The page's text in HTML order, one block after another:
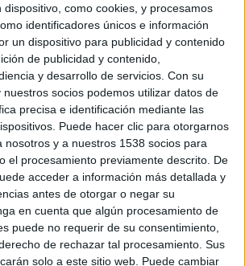
como cookies, y procesamos
identificadores únicos e información
un dispositivo para publicidad y contenido
de publicidad y contenido,
y desarrollo de servicios. Con su
nuestros socios podemos utilizar datos de
precisa e identificación mediante las
Puede hacer clic para otorgarnos
nosotros y a nuestros 1538 socios para
el procesamiento previamente descrito. De
acceder a información más detallada y
antes de otorgar o negar su
en cuenta que algún procesamiento de
puede no requerir de su consentimiento,
de rechazar tal procesamiento. Sus
solo a este sitio web. Puede cambiar
de Pensiones
Mariano Casares, Virginia
García y Elena Ruíz
al cliente: Inés Díaz-
ejecutivos: Fran López,
Fran López, Alfonso Velasco,
Ángela Navarrete
Bernabé, Pedro Barrero
cuentas: María Navarrete
Armero